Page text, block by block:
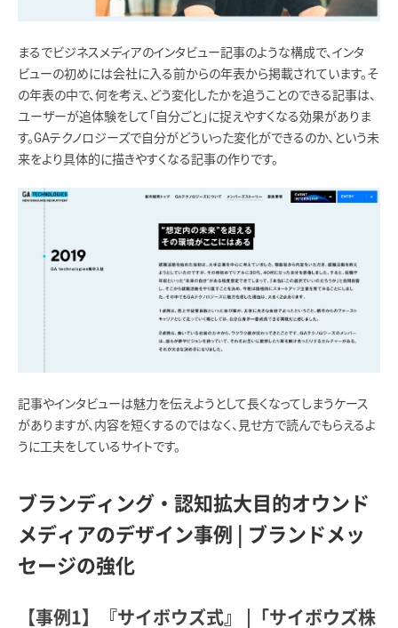
まるでビジネスメディアのインタビュー記事のような構成で、インタ
ビューの初めには会社に入る前からの年表から掲載されています。そ
の年表の中で、何を考え、どう変化したかを追うことのできる記事は、
ユーザーが追体験をして「自分ごと」に捉えやすくなる効果がありま
す。GAテクノロジーズで自分がどういった変化ができるのか、という未
来をより具体的に描きやすくなる記事の作りです。
記事やインタビューは魅力を伝えようとして長くなってしまうケース
がありますが、内容を短くするのではなく、見せ方で読んでもらえるよ
うに工夫をしているサイトです。
ブランディング・認知拡大目的オウンド
メディアのデザイン事例 | ブランドメッ
セージの強化
【事例1】『サイボウズ式』 |「サイボウズ株